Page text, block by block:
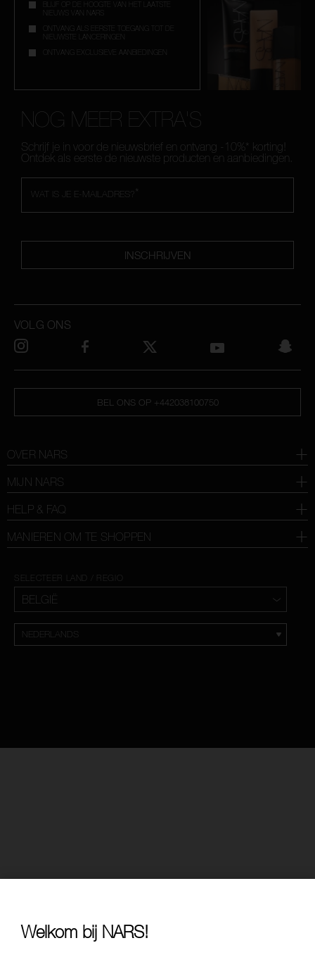
BLIJF OP DE HOOGTE VAN HET LAATSTE
NIEUWS VAN NARS
ONTVANG ALS EERSTE TOEGANG TOT DE
NIEUWSTE LANCERINGEN
ONTVANG EXCLUSIEVE AANBIEDINGEN
NOG MEER EXTRA'S
Schrijf je in voor de nieuwsbrief en ontvang -10%* korting!
Ontdek als eerste de nieuwste producten en aanbiedingen.
*
WAT IS JE E-MAILADRES?
INSCHRIJVEN
BEL ONS OP +442038100750
OVER NARS
MIJN NARS
HELP & FAQ
MANIEREN OM TE SHOPPEN
VOLG ONS
SELECTEER LAND / REGIO
Welkom bij NARS!